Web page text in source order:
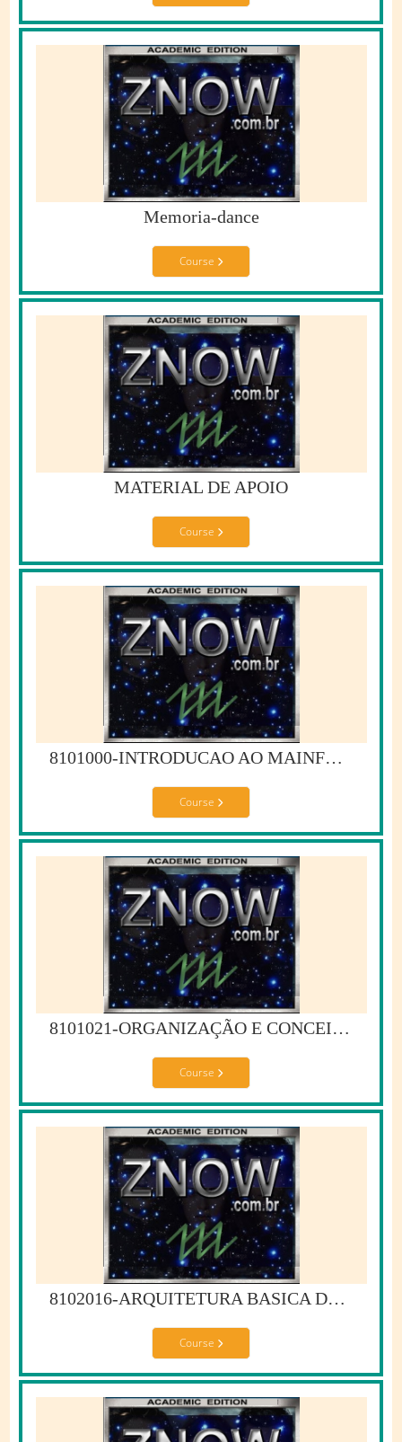
Memoria-dance
Course
MATERIAL DE APOIO
Course
8101000-INTRODUCAO AO MAINFRAME
Course
8101021-ORGANIZAÇÃO E CONCEITOS DO MAINFRAME
Course
8102016-ARQUITETURA BASICA DO Z10
Course